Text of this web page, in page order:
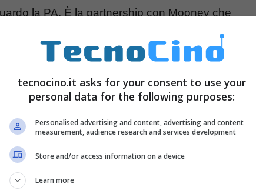
la PA. È la partnership con Mooney che
riferimento all’applicazione di
novità preziosa:
PagoPa sull’app
tecnocino.it asks for your consent to use your
personal data for the following purposes:
Personalised advertising and content, advertising and content
measurement, audience research and services development
Store and/or access information on a device
Learn more